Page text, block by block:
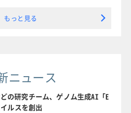
もっと見る
ニュース
の研究チーム、ゲノム生成AI「E
ルスを創出